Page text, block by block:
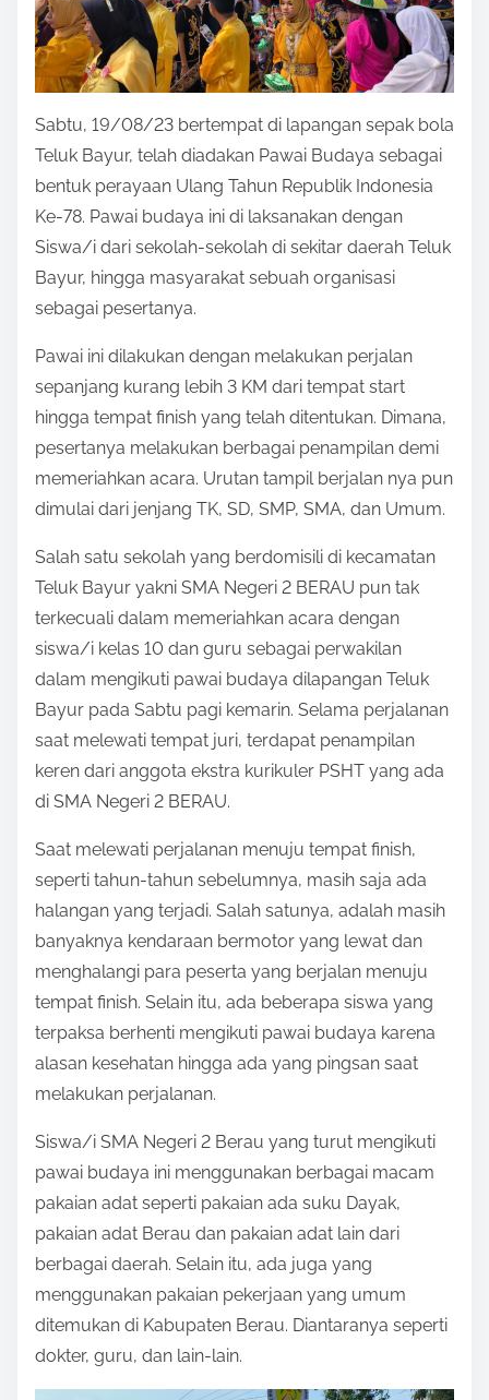
Sabtu, 19/08/23 bertempat di lapangan sepak bola
Teluk Bayur, telah diadakan Pawai Budaya sebagai
bentuk perayaan Ulang Tahun Republik Indonesia
Ke-78. Pawai budaya ini di laksanakan dengan
Siswa/i dari sekolah-sekolah di sekitar daerah Teluk
Bayur, hingga masyarakat sebuah organisasi
sebagai pesertanya.
Pawai ini dilakukan dengan melakukan perjalan
sepanjang kurang lebih 3 KM dari tempat start
hingga tempat finish yang telah ditentukan. Dimana,
pesertanya melakukan berbagai penampilan demi
memeriahkan acara. Urutan tampil berjalan nya pun
dimulai dari jenjang TK, SD, SMP, SMA, dan Umum.
Salah satu sekolah yang berdomisili di kecamatan
Teluk Bayur yakni SMA Negeri 2 BERAU pun tak
terkecuali dalam memeriahkan acara dengan
siswa/i kelas 10 dan guru sebagai perwakilan
dalam mengikuti pawai budaya dilapangan Teluk
Bayur pada Sabtu pagi kemarin. Selama perjalanan
saat melewati tempat juri, terdapat penampilan
keren dari anggota ekstra kurikuler PSHT yang ada
di SMA Negeri 2 BERAU.
Saat melewati perjalanan menuju tempat finish,
seperti tahun-tahun sebelumnya, masih saja ada
halangan yang terjadi. Salah satunya, adalah masih
banyaknya kendaraan bermotor yang lewat dan
menghalangi para peserta yang berjalan menuju
tempat finish. Selain itu, ada beberapa siswa yang
terpaksa berhenti mengikuti pawai budaya karena
alasan kesehatan hingga ada yang pingsan saat
melakukan perjalanan.
Siswa/i SMA Negeri 2 Berau yang turut mengikuti
pawai budaya ini menggunakan berbagai macam
pakaian adat seperti pakaian ada suku Dayak,
pakaian adat Berau dan pakaian adat lain dari
berbagai daerah. Selain itu, ada juga yang
menggunakan pakaian pekerjaan yang umum
ditemukan di Kabupaten Berau. Diantaranya seperti
dokter, guru, dan lain-lain.